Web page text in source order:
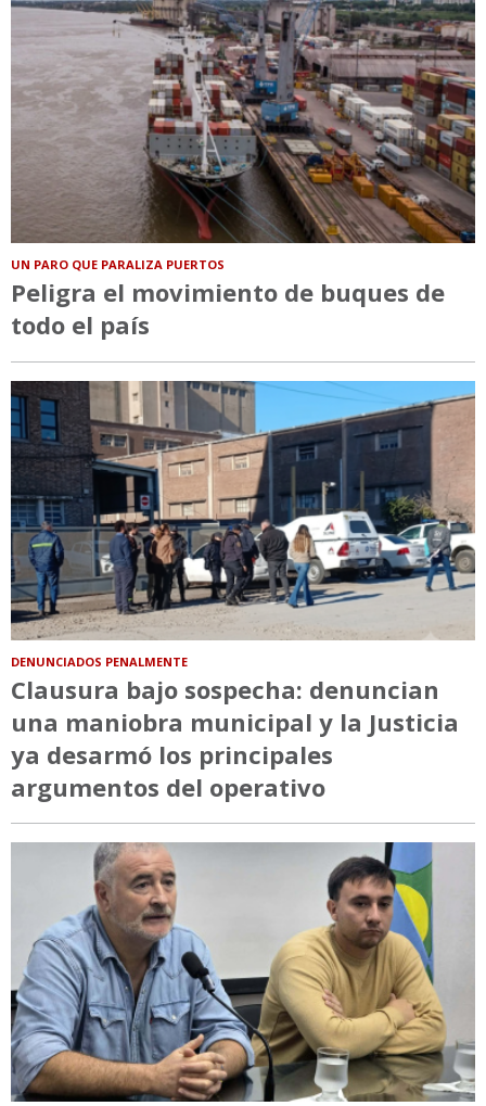
UN PARO QUE PARALIZA PUERTOS
Peligra el movimiento de buques de
todo el país
DENUNCIADOS PENALMENTE
Clausura bajo sospecha: denuncian
una maniobra municipal y la Justicia
ya desarmó los principales
argumentos del operativo